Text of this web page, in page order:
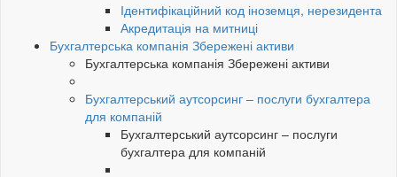
Ідентифікаційний код іноземця, нерезидента
Акредитація на митниці
Бухгалтерська компанія Збережені активи
Бухгалтерська компанія Збережені активи
Бухгалтерський аутсорсинг – послуги бухгалтера
для компаній
Бухгалтерський аутсорсинг – послуги
бухгалтера для компаній